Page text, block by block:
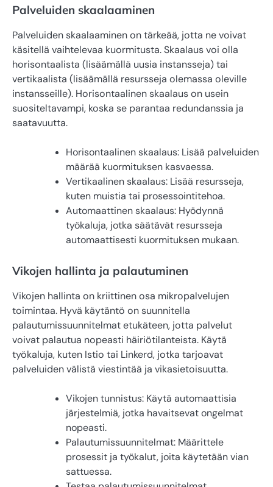
Palveluiden skaalaaminen
Palveluiden skaalaaminen on tärkeää, jotta ne voivat
käsitellä vaihtelevaa kuormitusta. Skaalaus voi olla
horisontaalista (lisäämällä uusia instansseja) tai
vertikaalista (lisäämällä resursseja olemassa oleville
instansseille). Horisontaalinen skaalaus on usein
suositeltavampi, koska se parantaa redundanssia ja
saatavuutta.
Horisontaalinen skaalaus: Lisää palveluiden
määrää kuormituksen kasvaessa.
Vertikaalinen skaalaus: Lisää resursseja,
kuten muistia tai prosessointitehoa.
Automaattinen skaalaus: Hyödynnä
työkaluja, jotka säätävät resursseja
automaattisesti kuormituksen mukaan.
Vikojen hallinta ja palautuminen
Vikojen hallinta on kriittinen osa mikropalvelujen
toimintaa. Hyvä käytäntö on suunnitella
palautumissuunnitelmat etukäteen, jotta palvelut
voivat palautua nopeasti häiriötilanteista. Käytä
työkaluja, kuten Istio tai Linkerd, jotka tarjoavat
palveluiden välistä viestintää ja vikasietoisuutta.
Vikojen tunnistus: Käytä automaattisia
järjestelmiä, jotka havaitsevat ongelmat
nopeasti.
Palautumissuunnitelmat: Määrittele
prosessit ja työkalut, joita käytetään vian
sattuessa.